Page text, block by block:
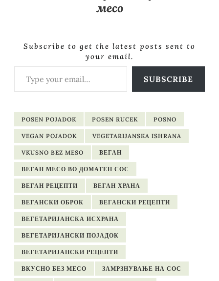
месо
Subscribe to get the latest posts sent to
your email.
Type your email…
SUBSCRIBE
POSEN POJADOK POSEN RUCEK POSNO
VEGAN POJADOK VEGETARIJANSKA ISHRANA
VKUSNO BEZ MESO ВЕГАН
ВЕГАН МЕСО ВО ДОМАТЕН СОС
ВЕГАН РЕЦЕПТИ ВЕГАН ХРАНА
ВЕГАНСКИ ОБРОК ВЕГАНСКИ РЕЦЕПТИ
ВЕГЕТАРИЈАНСКА ИСХРАНА
ВЕГЕТАРИЈАНСКИ ПОЈАДОК
ВЕГЕТАРИЈАНСКИ РЕЦЕПТИ
ВКУСНО БЕЗ МЕСО ЗАМРЗНУВАЊЕ НА СОС